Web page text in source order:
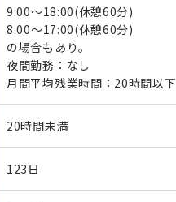
9:00～18:00(休憩60分)
8:00～17:00(休憩60分)
の場合もあり。
夜間勤務：なし
月間平均残業時間：20時間以下
20時間未満
123日